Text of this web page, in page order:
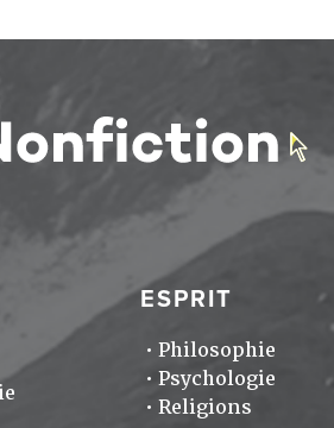
ESPRIT
Philosophie
Psychologie
Religions